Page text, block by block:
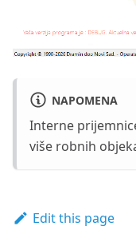
NAPOMENA
Interne
više robnih
Edit this page